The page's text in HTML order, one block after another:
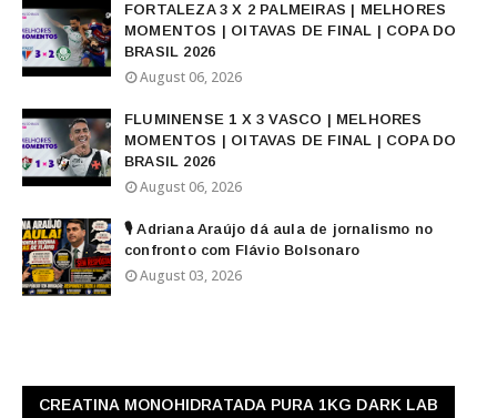
FORTALEZA 3 X 2 PALMEIRAS | MELHORES
MOMENTOS | OITAVAS DE FINAL | COPA DO
BRASIL 2026
August 06, 2026
FLUMINENSE 1 X 3 VASCO | MELHORES
MOMENTOS | OITAVAS DE FINAL | COPA DO
BRASIL 2026
August 06, 2026
🎙️ Adriana Araújo dá aula de jornalismo no
confronto com Flávio Bolsonaro
August 03, 2026
CREATINA MONOHIDRATADA PURA 1KG DARK LAB